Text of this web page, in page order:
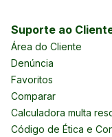
Suporte ao
Área do Cliente
Denúncia
Favoritos
Comparar
Calculadora multa
Código de Ética e